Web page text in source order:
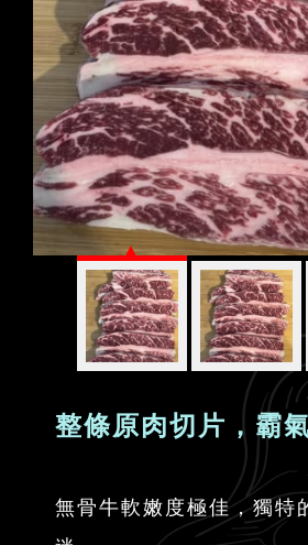
整條原肉切片，霸
無骨牛軟嫩度極佳，獨特